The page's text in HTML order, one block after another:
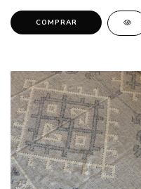
COMPRAR